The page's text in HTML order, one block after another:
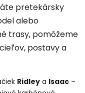
pretekársky
alebo
trasy, pomôžeme
postavy a
Ridley a Isaac –